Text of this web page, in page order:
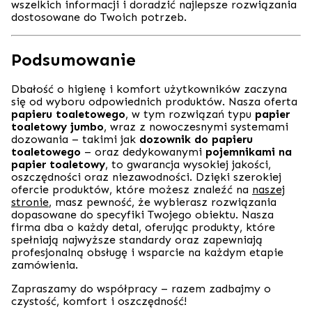
wszelkich informacji i doradzić najlepsze rozwiązania
dostosowane do Twoich potrzeb.
Podsumowanie
Dbałość o higienę i komfort użytkowników zaczyna
się od wyboru odpowiednich produktów. Nasza oferta
papieru toaletowego, w tym rozwiązań typu papier
toaletowy jumbo, wraz z nowoczesnymi systemami
dozowania – takimi jak dozownik do papieru
toaletowego – oraz dedykowanymi pojemnikami na
papier toaletowy, to gwarancja wysokiej jakości,
oszczędności oraz niezawodności. Dzięki szerokiej
ofercie produktów, które możesz znaleźć na naszej
stronie, masz pewność, że wybierasz rozwiązania
dopasowane do specyfiki Twojego obiektu. Nasza
firma dba o każdy detal, oferując produkty, które
spełniają najwyższe standardy oraz zapewniają
profesjonalną obsługę i wsparcie na każdym etapie
zamówienia.
Zapraszamy do współpracy – razem zadbajmy o
czystość, komfort i oszczędność!